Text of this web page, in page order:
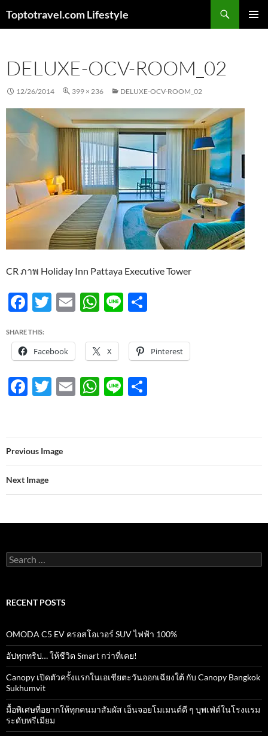
Toptotravel.com Lifestyle
DELUXE-OCV-ROOM_02
12/26/2014 399 × 236 DELUXE-OCV-ROOM_02
CR ภาพ Holiday Inn Pattaya Executive Tower
F
e
b
o
o
T
itt
er
E
ail
W
at
s
A
p
Li
e ar
e
SHARE THIS:
Facebook X Pinterest
F
b
o
o
k
T
er
E
W
s
A
p
Li
e
Previous Image
Next Image
Search
for:
RECENT POSTS
OMODA C5 EV ครอสโอเวอร์ SUV ไฟฟ้า 100%
อัปทุกทริป… ให้ชีวิต Smart กว่าที่เคย!
Canopy เปิดตัวครั้งแรกในเอเชียตะวันออกเฉียงใต้ กับ Canopy Bangkok
Sukhumvit
มื้อพิเศษที่อยากให้ทุกคนมาสัมผัส เอ็นจอยโมเมนต์ดี ๆ บุพเฟ่ต์ในโรงแรม
ระดับพรีเมียม